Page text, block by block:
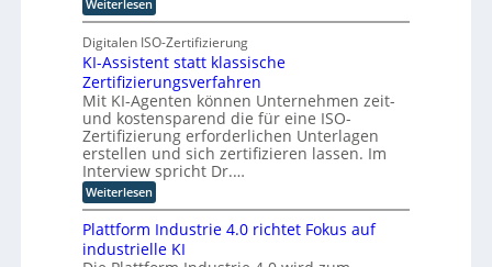
o
-
C
E
O
r
a
t
o
r
t
e
a
n
t
e
n
c
o
m
p
u
t
n
g
Weiterlesen
T
b
o
l
,
R
i
t
t
a
l
u
d
E
Digitalen ISO-Zertifizierung
KI-Assistent statt klassische
Zertifizierungsverfahren
Mit KI-Agenten können Unternehmen zeit-
und kostensparend die für eine ISO-
Zertifizierung erforderlichen Unterlagen
erstellen und sich zertifizieren lassen. Im
Interview spricht Dr.…
Weiterlesen:
K
-
A
Plattform Industrie 4.0 richtet Fokus auf
industrielle KI